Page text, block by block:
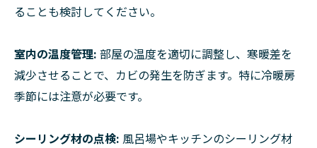
ることも検討してください。
室内の温度管理: 部屋の温度を適切に調整し、寒暖差を
減少させることで、カビの発生を防ぎます。特に冷暖房
季節には注意が必要です。
シーリング材の点検: 風呂場やキッチンのシーリング材